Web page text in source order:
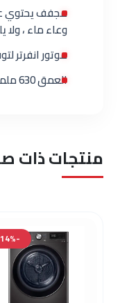
مجفف يحتوي
وعاء ماء ، ولا
موتور انفرتر
العمق 630 ملمالإرتفاع 850 ملمالعرض 596 مم
منتجات ذات
-14%